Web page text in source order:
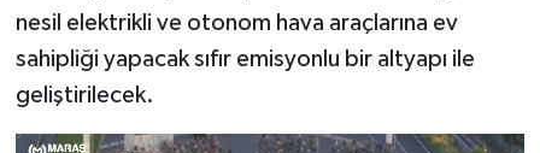
nesil elektrikli ve otonom hava araçlarına ev
sahipliği yapacak sıfır emisyonlu bir altyapı ile
geliştirilecek.